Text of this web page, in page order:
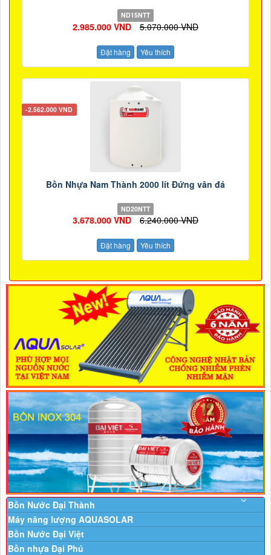
ND15NTT
2.985.000 VND 5.070.000 VND
Đặt hàng Yêu thích
-2.562.000 VND
Bồn Nhựa Nam Thành 2000 lít Đứng vân đá
ND20NTT
3.678.000 VND 6.240.000 VND
Đặt hàng Yêu thích
Bồn Nước Đại Thành
Máy năng lượng AQUASOLAR
Bồn Nước Đại Việt
Bồn nhựa Đại Phú